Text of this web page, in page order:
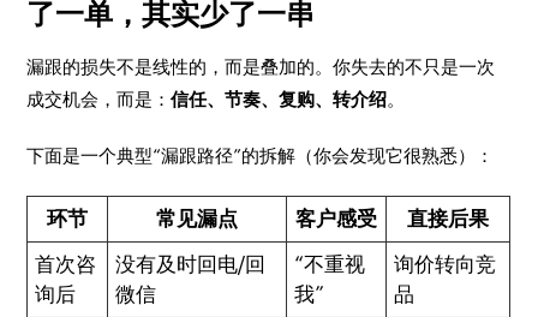
了一单，其实少了一串
漏跟的损失不是线性的，而是叠加的。你失去的不只是一次
成交机会，而是：信任、节奏、复购、转介绍。
下面是一个典型“漏跟路径”的拆解（你会发现它很熟悉）：
环节 常见漏点 客户感受
直接后果
首次咨
询后
没有及时回电/回
微信
“不重视
我”
询价转向竞
品